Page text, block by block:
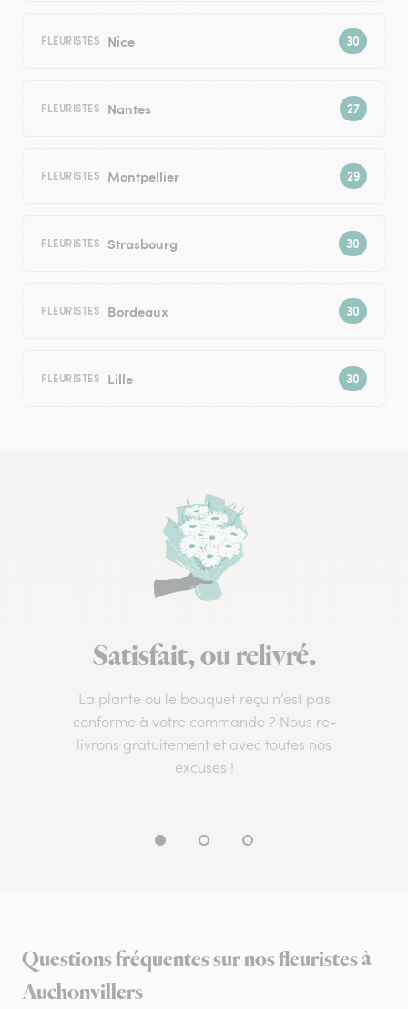
FLEURISTES Nice
FLEURISTES Nantes
FLEURISTES Montpellier
FLEURISTES Strasbourg
FLEURISTES Bordeaux
FLEURISTES Lille
Satisfait, ou relivré.
La plante ou le bouquet reçu n’est pas
conforme à votre commande ? Nous re-
livrons gratuitement et avec toutes nos
excuses !
Questions fréquentes sur nos fleuristes à
Auchonvillers